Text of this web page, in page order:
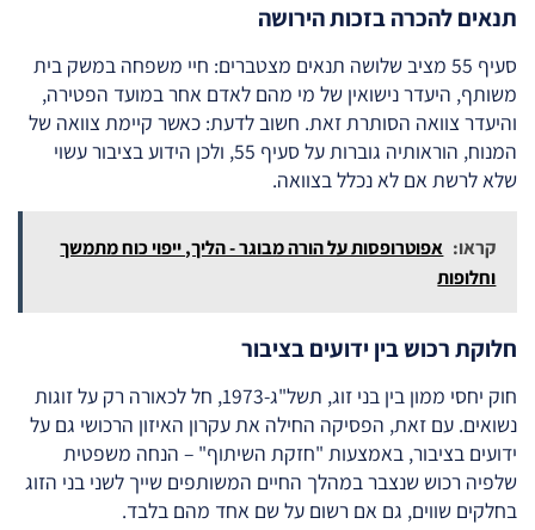
תנאים להכרה בזכות הירושה
סעיף 55 מציב שלושה תנאים מצטברים: חיי משפחה במשק בית
משותף, היעדר נישואין של מי מהם לאדם אחר במועד הפטירה,
והיעדר צוואה הסותרת זאת. חשוב לדעת: כאשר קיימת צוואה של
המנוח, הוראותיה גוברות על סעיף 55, ולכן הידוע בציבור עשוי
שלא לרשת אם לא נכלל בצוואה.
קראו: אפוטרופסות על הורה מבוגר - הליך, ייפוי כוח מתמשך
וחלופות
חלוקת רכוש בין ידועים בציבור
חוק יחסי ממון בין בני זוג, תשל"ג-1973, חל לכאורה רק על זוגות
נשואים. עם זאת, הפסיקה החילה את עקרון האיזון הרכושי גם על
ידועים בציבור, באמצעות "חזקת השיתוף" – הנחה משפטית
שלפיה רכוש שנצבר במהלך החיים המשותפים שייך לשני בני הזוג
בחלקים שווים, גם אם רשום על שם אחד מהם בלבד.